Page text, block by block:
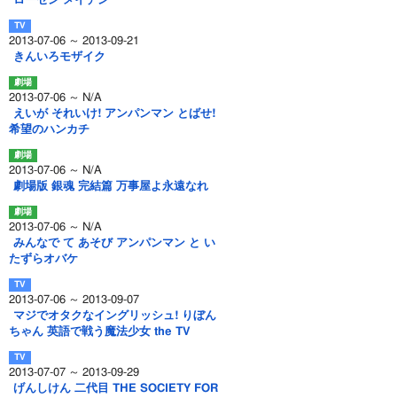
2013-07-06 ～ 2013-09-21
きんいろモザイク
2013-07-06 ～ N/A
えいが それいけ! アンパンマン とばせ!
希望のハンカチ
2013-07-06 ～ N/A
劇場版 銀魂 完結篇 万事屋よ永遠なれ
2013-07-06 ～ N/A
みんなで て あそび アンパンマン と い
たずらオバケ
2013-07-06 ～ 2013-09-07
マジでオタクなイングリッシュ! りぼん
ちゃん 英語で戦う魔法少女 the TV
2013-07-07 ～ 2013-09-29
げんしけん 二代目 THE SOCIETY FOR